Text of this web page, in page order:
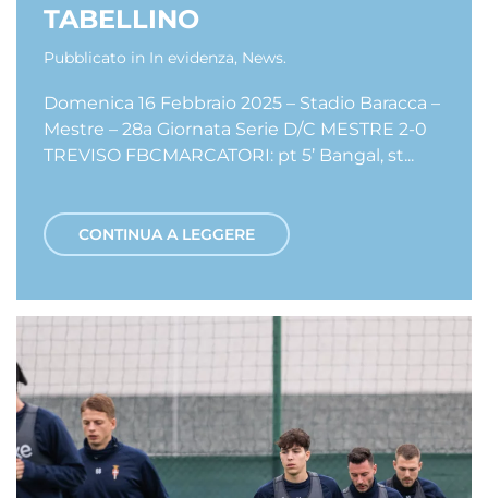
TABELLINO
Pubblicato in In evidenza, News.
Domenica 16 Febbraio 2025 – Stadio Baracca –
Mestre – 28a Giornata Serie D/C MESTRE 2-0
TREVISO FBCMARCATORI: pt 5’ Bangal, st...
CONTINUA A LEGGERE